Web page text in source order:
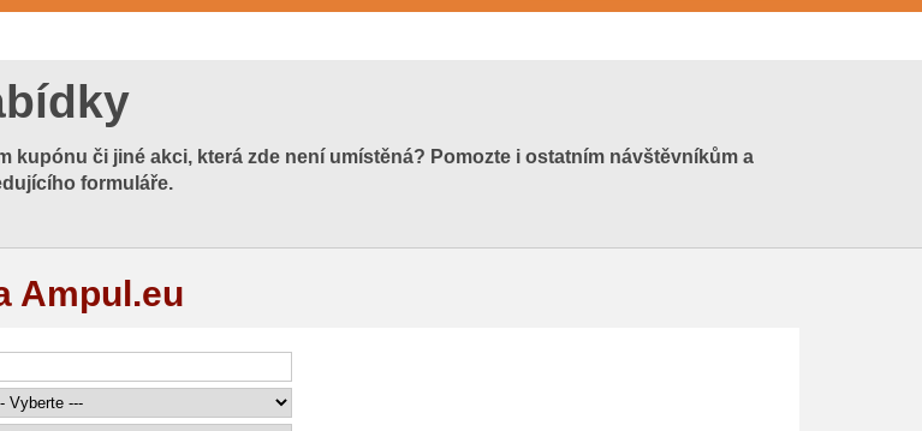
kupónu či jiné akci, která zde není umístěná? Pomozte i ostatním návštěvníkům a
formuláře.
Ampul.eu